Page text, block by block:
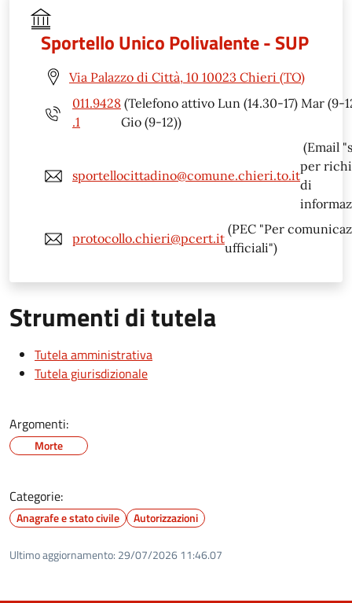
Sportello Unico Polivalente - SUP
Via Palazzo di Città, 10 10023 Chieri (TO)
011.9428
.1
(Telefono attivo Lun (14.30-17) Mar (9-
Gio (9-12))
sportellocittadino@comune.chieri.to.it
(Email
per
di
protocollo.chieri@pcert.it
(PEC "Per
ufficiali")
Strumenti di tutela
Tutela amministrativa
Tutela giurisdizionale
Argomenti:
Morte
Categorie:
Anagrafe e stato civile Autorizzazioni
Ultimo aggiornamento: 29/07/2026 11:46.07